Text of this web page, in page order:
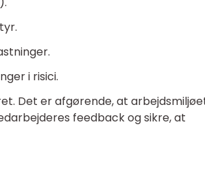
i risici.
Det er afgørende, at
feedback og sikre, at